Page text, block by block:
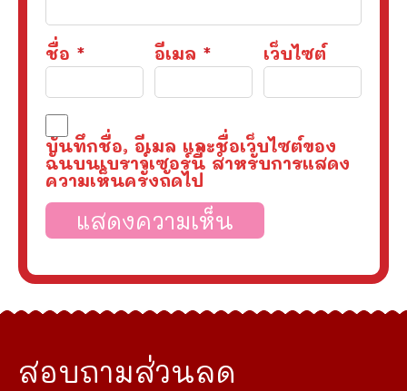
ชื่อ * อีเมล * เว็บไซต์
บันทึกชื่อ, อีเมล และชื่อเว็บไซต์ของ
ฉันบนเบราว์เซอร์นี้ สำหรับการแสดง
ความเห็นครั้งถัดไป
สอบถามส่วนลด